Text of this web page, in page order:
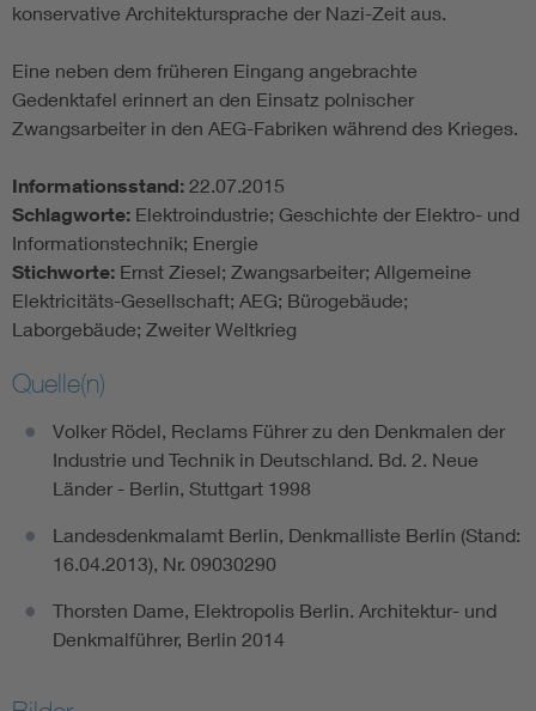
konservative Architektursprache der Nazi-Zeit aus.
Eine neben dem früheren Eingang angebrachte
Gedenktafel erinnert an den Einsatz polnischer
Zwangsarbeiter in den AEG-Fabriken während des Krieges.
Informationsstand: 22.07.2015
Schlagworte: Elektroindustrie; Geschichte der Elektro- und
Informationstechnik; Energie
Stichworte: Ernst Ziesel; Zwangsarbeiter; Allgemeine
Elektricitäts-Gesellschaft; AEG; Bürogebäude;
Laborgebäude; Zweiter Weltkrieg
Quelle(n)
Volker Rödel, Reclams Führer zu den Denkmalen der
Industrie und Technik in Deutschland. Bd. 2. Neue
Länder - Berlin, Stuttgart 1998
Landesdenkmalamt Berlin, Denkmalliste Berlin (Stand:
16.04.2013), Nr. 09030290
Thorsten Dame, Elektropolis Berlin. Architektur- und
Denkmalführer, Berlin 2014